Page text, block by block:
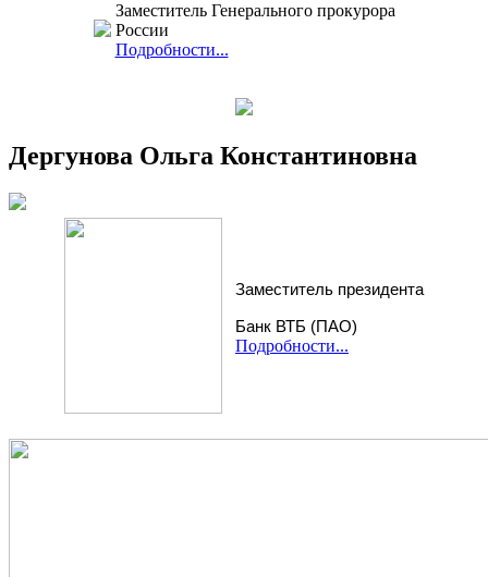
Заместитель Генерального прокурора
России
Подробности...
Дергунова Ольга Константиновна
Заместитель президента
Банк ВТБ (ПАО)
Подробности...